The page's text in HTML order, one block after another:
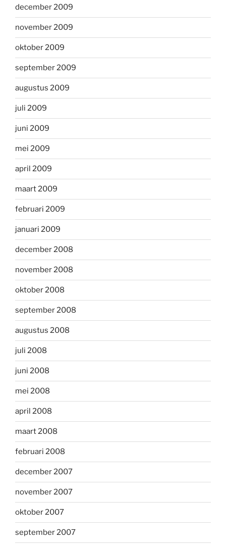
december 2009
november 2009
oktober 2009
september 2009
augustus 2009
juli 2009
juni 2009
mei 2009
april 2009
maart 2009
februari 2009
januari 2009
december 2008
november 2008
oktober 2008
september 2008
augustus 2008
juli 2008
juni 2008
mei 2008
april 2008
maart 2008
februari 2008
december 2007
november 2007
oktober 2007
september 2007